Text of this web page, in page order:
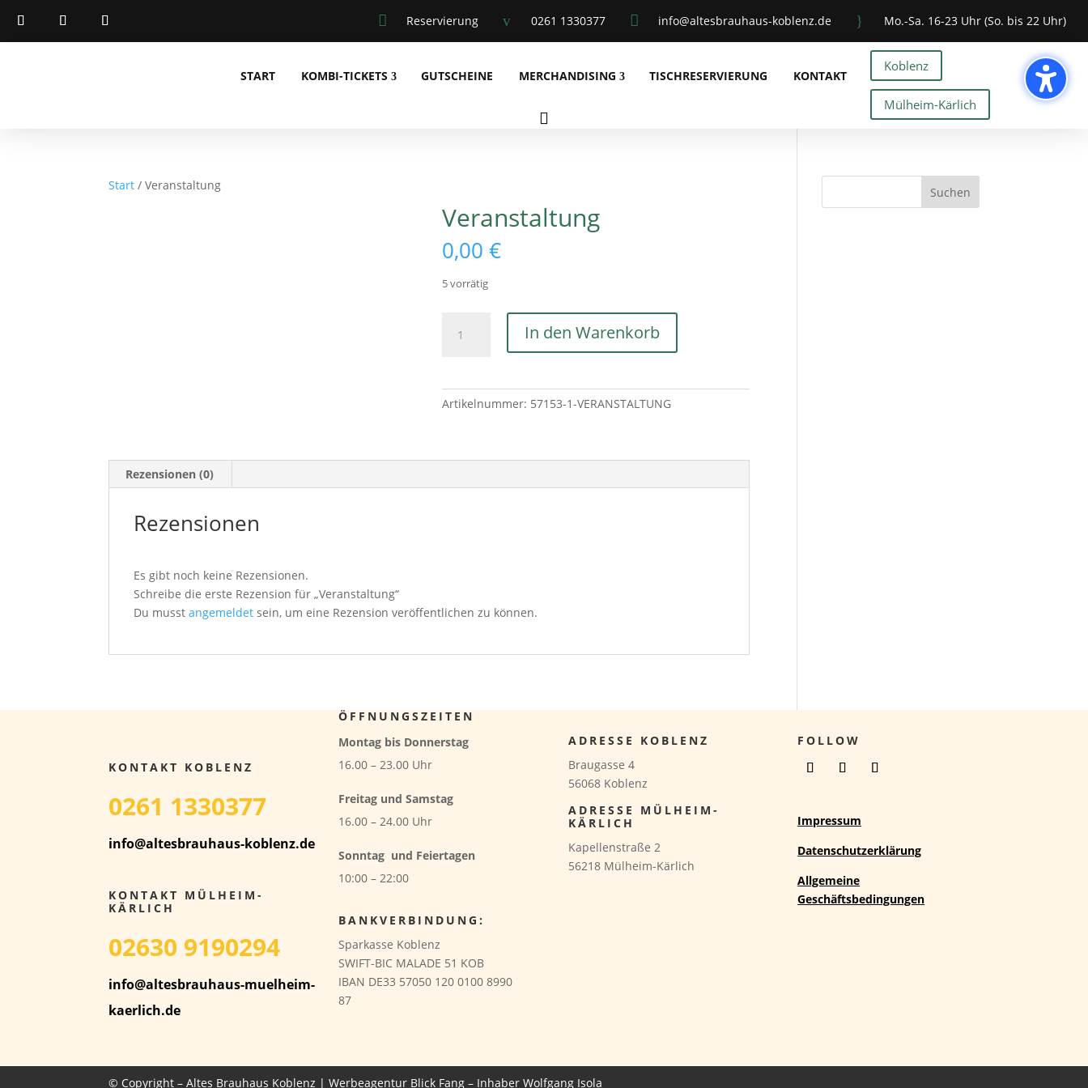
} Mo.-Sa. 16-23 Uhr (So. bis 22 Uhr)
 info@altesbrauhaus-koblenz.de
v 0261 1330377
 Reservierung
START KOMBI-TICKETS GUTSCHEINE MERCHANDISING TISCHRESERVIERUNG KONTAKT

Koblenz
Mülheim-Kärlich
Start / Veranstaltung
Veranstaltung
0,00€
5 vorrätig
Menge
In den Warenkorb
Artikelnummer: 57153-1-VERANSTALTUNG
Rezensionen (0)
Rezensionen
Es gibt noch keine Rezensionen.
Schreibe die erste Rezension für „Veranstaltung“
Du musstangemeldet sein, um eine Rezension veröffentlichen zu können.
Suchen
KONTAKT KOBLENZ
0261 1330377
info@altesbrauhaus-koblenz.de
KONTAKT MÜLHEIM-
KÄRLICH
02630 9190294
info@altesbrauhaus-muelheim-
kaerlich.de
ÖFFNUNGSZEITEN
Montag bis Donnerstag
16.00 – 23.00 Uhr
Freitag und Samstag
16.00 – 24.00 Uhr
Sonntag und Feiertagen
10:00 – 22:00
BANKVERBINDUNG:
Sparkasse Koblenz
SWIFT-BIC MALADE 51 KOB
IBAN DE33 57050 120 0100 8990
87
ADRESSE KOBLENZ
Braugasse 4
56068 Koblenz
ADRESSE MÜLHEIM-
KÄRLICH
Kapellenstraße 2
56218 Mülheim-Kärlich
FOLLOW
Impressum
Datenschutzerklärung
Allgemeine
Geschäftsbedingungen
© Copyright – Altes Brauhaus Koblenz |Werbeagentur Blick Fang – Inhaber Wolfgang Isola